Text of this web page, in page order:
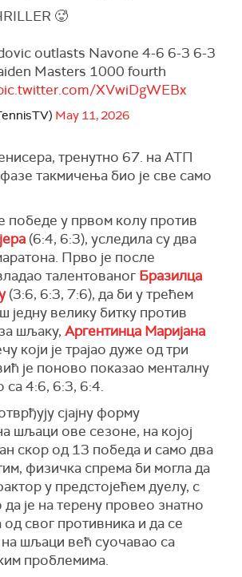
🥵
outlasts Navone 4-6 6-3 6-3
Masters 1000 fourth
XVwiDgWEBx
May 11, 2026
тренутно 67. на АТП
такмичења био је све само
победе у првом колу против
(6:4, 6:3), уследила су два
Прво је после
талентованог Бразилца
(3:6, 6:3, 7:6), да би у трећем
једну велику битку против
шљаку, Аргентинца Маријана
који је трајао дуже од три
је поново показао менталну
са 4:6, 6:3, 6:4.
сјајну форму
шљаци ове сезоне, на којој
скор од 13 победа и само два
физичка спрема би могла да
у предстојећем дуелу, с
је на терену провео знатно
свог противника и да се
шљаци већ суочавао са
проблемима.